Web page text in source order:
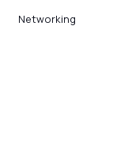
Networking